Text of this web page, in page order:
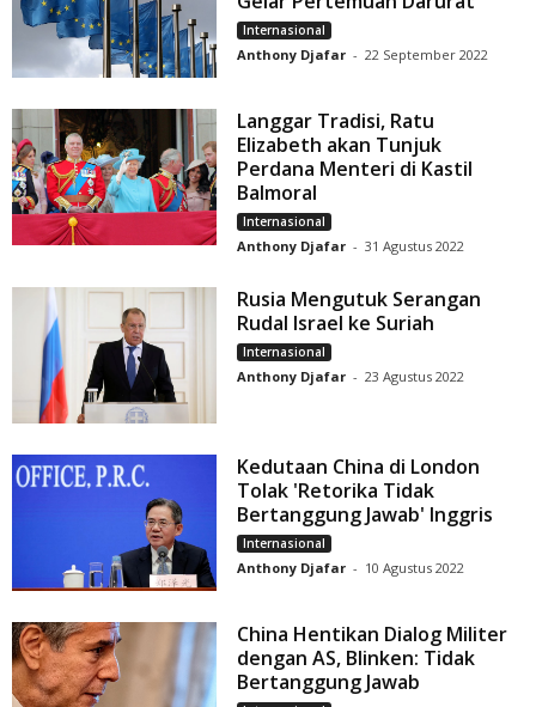
Internasional
Anthony Djafar - 22 September 2022
Langgar Tradisi, Ratu
Elizabeth akan Tunjuk
Perdana Menteri di Kastil
Balmoral
Internasional
Anthony Djafar - 31 Agustus 2022
Rusia Mengutuk Serangan
Rudal Israel ke Suriah
Internasional
Anthony Djafar - 23 Agustus 2022
Kedutaan China di London
Tolak 'Retorika Tidak
Bertanggung Jawab' Inggris
Internasional
Anthony Djafar - 10 Agustus 2022
China Hentikan Dialog Militer
dengan AS, Blinken: Tidak
Bertanggung Jawab